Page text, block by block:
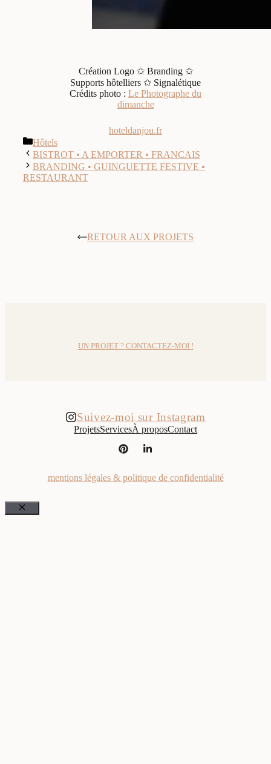
Création Logo ✩ Branding ✩
Supports hôtelliers ✩ Signalétique
Crédits photo : Le Photographe du
dimanche
hoteldanjou.fr
Catégories
Hôtels
BISTROT • A EMPORTER • FRANCAIS
BRANDING • GUINGUETTE FESTIVE •
RESTAURANT
RETOUR AUX PROJETS
UN PROJET ? CONTACTEZ-MOI !
Suivez-moi sur Instagram
ProjetsServicesÀ proposContact
mentions légales & politique de confidentialité
Fermer